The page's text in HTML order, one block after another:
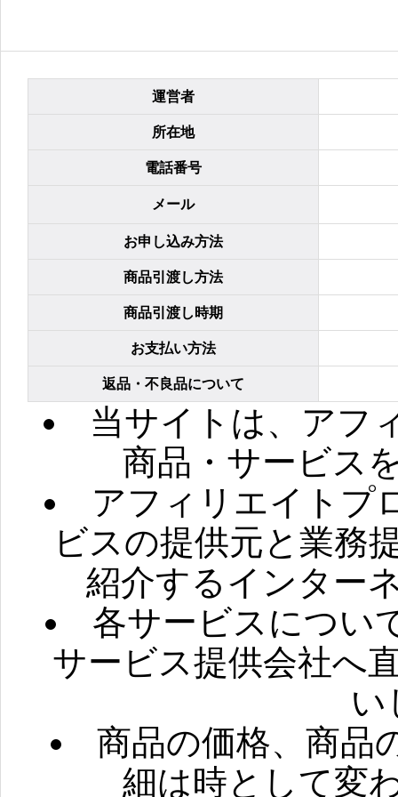
運営者
所在地
電話番号
メール
お申し込み方法
商品引渡し方法
商品引渡し時期
お支払い方法
返品・不良品について
当サイトは、アフ
商品・サービス
アフィリエイトプ
ビスの提供元と業務
紹介するインター
各サービスについ
サービス提供会社へ
い
商品の価格、商品
細は時として変